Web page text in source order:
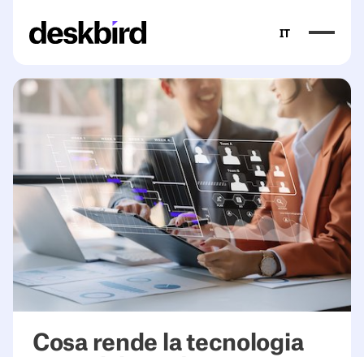
IT
Cosa rende la tecnologia